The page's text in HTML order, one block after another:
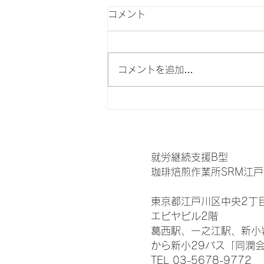
コメント
コメントを追加…
就労継続支援B型
珈琲焙煎作業所SRM江
東京都江戸川区中央2丁
エビヤビル2階
葛西駅、一之江駅、新小
から新小29バス「同潤
TEL 03-5678-9772‬